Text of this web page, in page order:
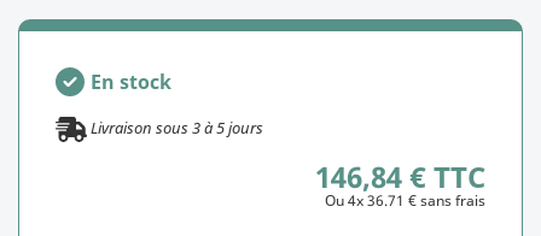
En stock
Livraison sous3à5jours
146,84 € TTC
Ou 4x 36.71 € sans frais